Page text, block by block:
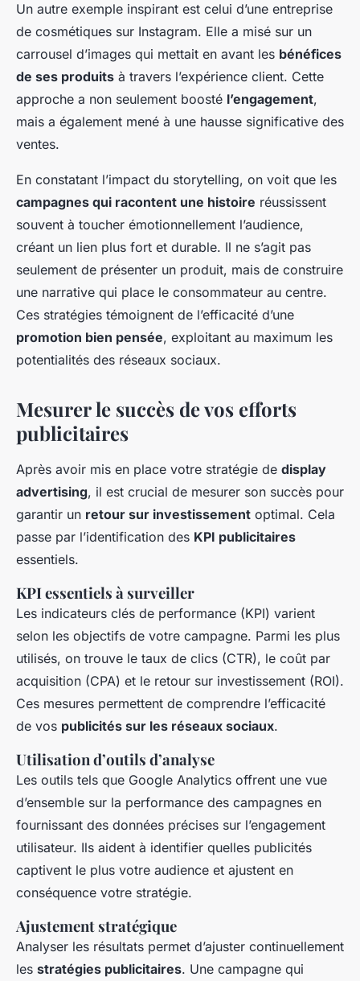
Un autre exemple inspirant est celui d’une entreprise
de cosmétiques sur Instagram. Elle a misé sur un
carrousel d’images qui mettait en avant les bénéfices
de ses produits à travers l’expérience client. Cette
approche a non seulement boosté l’engagement,
mais a également mené à une hausse significative des
ventes.
En constatant l’impact du storytelling, on voit que les
campagnes qui racontent une histoire réussissent
souvent à toucher émotionnellement l’audience,
créant un lien plus fort et durable. Il ne s’agit pas
seulement de présenter un produit, mais de construire
une narrative qui place le consommateur au centre.
Ces stratégies témoignent de l’efficacité d’une
promotion bien pensée, exploitant au maximum les
potentialités des réseaux sociaux.
Mesurer le succès de vos efforts
publicitaires
Après avoir mis en place votre stratégie de display
advertising, il est crucial de mesurer son succès pour
garantir un retour sur investissement optimal. Cela
passe par l’identification des KPI publicitaires
essentiels.
KPI essentiels à surveiller
Les indicateurs clés de performance (KPI) varient
selon les objectifs de votre campagne. Parmi les plus
utilisés, on trouve le taux de clics (CTR), le coût par
acquisition (CPA) et le retour sur investissement (ROI).
Ces mesures permettent de comprendre l’efficacité
de vos publicités sur les réseaux sociaux.
Utilisation d’outils d’analyse
Les outils tels que Google Analytics offrent une vue
d’ensemble sur la performance des campagnes en
fournissant des données précises sur l’engagement
utilisateur. Ils aident à identifier quelles publicités
captivent le plus votre audience et ajustent en
conséquence votre stratégie.
Ajustement stratégique
Analyser les résultats permet d’ajuster continuellement
les stratégies publicitaires. Une campagne qui